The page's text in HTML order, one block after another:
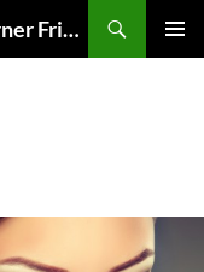
Friseur – Innung – Vechta – Moderner Friseurberuf – Alles – nur nicht alltäglich!